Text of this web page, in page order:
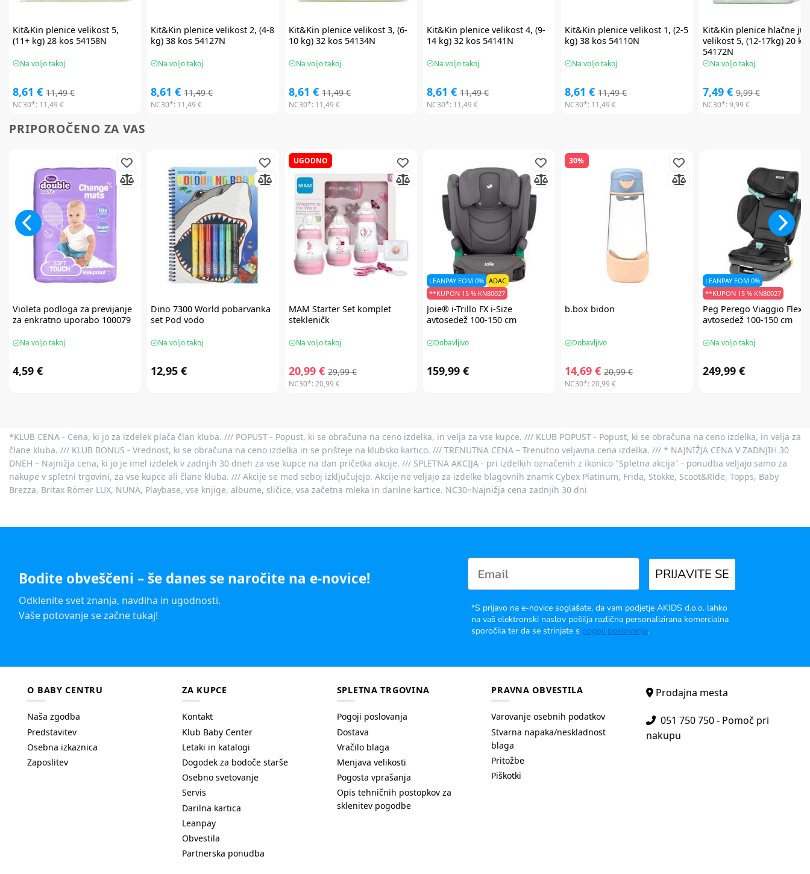
Kit&Kin plenice velikost 5,
(11+ kg) 28 kos 54158N
Na voljo takoj
8,61 € 11,49 €
NC30*: 11,49 €
Kit&Kin plenice velikost 2, (4-8
kg) 38 kos 54127N
Na voljo takoj
8,61 € 11,49 €
NC30*: 11,49 €
Kit&Kin plenice velikost 3, (6-
10 kg) 32 kos 54134N
Na voljo takoj
8,61 € 11,49 €
NC30*: 11,49 €
Kit&Kin plenice velikost 4, (9-
14 kg) 32 kos 54141N
Na voljo takoj
8,61 € 11,49 €
NC30*: 11,49 €
Kit&Kin plenice velikost 1, (2-5
kg) 38 kos 54110N
Na voljo takoj
8,61 € 11,49 €
NC30*: 11,49 €
Kit&Kin plenice hlačne
velikost 5, (12-17kg) 20
54172N
Na voljo takoj
7,49 € 9,99 €
NC30*:9,99 €
PRIPOROČENO ZA VAS
Violeta podloga za previjanje
za enkratno uporabo 100079
Na voljo takoj
4,59 €
Dino 7300 World pobarvanka
set Pod vodo
Na voljo takoj
12,95 €
UGODNO
MAM Starter Set komplet
stekleničk
Na voljo takoj
20,99 € 29,99 €
NC30*:20,99 €
LEANPAY EOM 0%
**KUPON 15 % KN80027
ADAC
Joie® i-Trillo FX i-Size
avtosedež 100-150 cm
Dobavljivo
159,99 €
30%
b.box bidon
Dobavljivo
14,69 € 20,99 €
NC30*:20,99 €
LEANPAY EOM 0%
**KUPON 15 % KN80027
Peg Perego Viaggio Flex
avtosedež 100-150 cm
Na voljo takoj
249,99 €
*KLUB CENA - Cena, ki jo za izdelek plača član kluba. /// POPUST - Popust, ki se obračuna na ceno izdelka, in velja za vse kupce. /// KLUB POPUST - Popust, ki se obračuna na ceno izdelka, in velja za
člane kluba. /// KLUB BONUS - Vrednost, ki se obračuna na ceno izdelka in se prišteje na klubsko kartico. /// TRENUTNA CENA – Trenutno veljavna cena izdelka. /// * NAJNIŽJA CENA V ZADNJIH 30
DNEH – Najnižja cena, ki jo je imel izdelek v zadnjih 30 dneh za vse kupce na dan pričetka akcije. /// SPLETNA AKCIJA - pri izdelkih označenih z ikonico "Spletna akcija" - ponudba veljajo samo za
nakupe v spletni trgovini, za vse kupce ali člane kluba. /// Akcije se med seboj izključujejo. Akcije ne veljajo za izdelke blagovnih znamk Cybex Platinum, Frida, Stokke, Scoot&Ride, Topps, Baby
Brezza, Britax Römer LUX, NUNA, Playbase, vse knjige, albume, sličice, vsa začetna mleka in darilne kartice. NC30=Najnižja cena zadnjih 30 dni
Bodite obveščeni – še danes se naročite na e-novice!
Odklenite svet znanja, navdiha in ugodnosti.
Vaše potovanje se začne tukaj!
PRIJAVITE SE
*S prijavo na e-novice soglašate, da vam podjetje AKIDS d.o.o. lahko
na vaš elektronski naslov pošilja različna personalizirana komercialna
sporočila ter da se strinjate s pogoji poslovanja.
O BABY CENTRU
Naša zgodba
Predstavitev
Osebna izkaznica
Zaposlitev
ZA KUPCE
Kontakt
Klub Baby Center
Letaki in katalogi
Dogodek za bodoče starše
Osebno svetovanje
Servis
Darilna kartica
Leanpay
Obvestila
Partnerska ponudba
SPLETNA TRGOVINA
Pogoji poslovanja
Dostava
Vračilo blaga
Menjava velikosti
Pogosta vprašanja
Opis tehničnih postopkov za
sklenitev pogodbe
PRAVNA OBVESTILA
Varovanje osebnih podatkov
Stvarna napaka/neskladnost
blaga
Pritožbe
Piškotki
Prodajna mesta
051 750 750 - Pomoč pri
nakupu